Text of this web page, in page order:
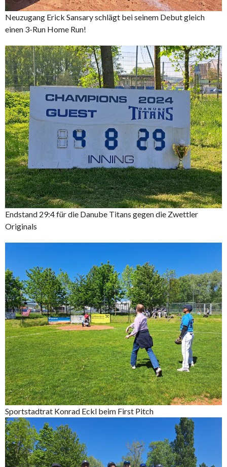
Neuzugang Erick Sansary schlägt bei seinem Debut gleich
einen 3-Run Home Run!
Endstand 29:4 für die Danube Titans gegen die Zwettler
Originals
Sportstadtrat Konrad Eckl beim First Pitch